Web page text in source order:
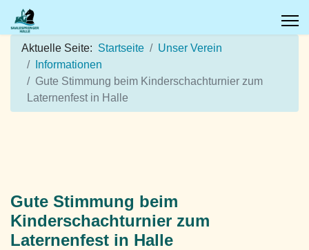
Aktuelle Seite: Startseite
Unser Verein
Informationen
Gute Stimmung beim Kinderschachturnier zum
Laternenfest in Halle
Gute Stimmung beim
Kinderschachturnier zum
Laternenfest in Halle